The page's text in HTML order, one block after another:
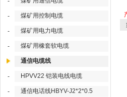
- 煤矿用控制电缆
- 煤矿用电力电缆
- 煤矿用橡套软电缆
通信电缆线
- HPVV22 铠装电线电缆
- 通信电话线HBYV-J2*2*0.5